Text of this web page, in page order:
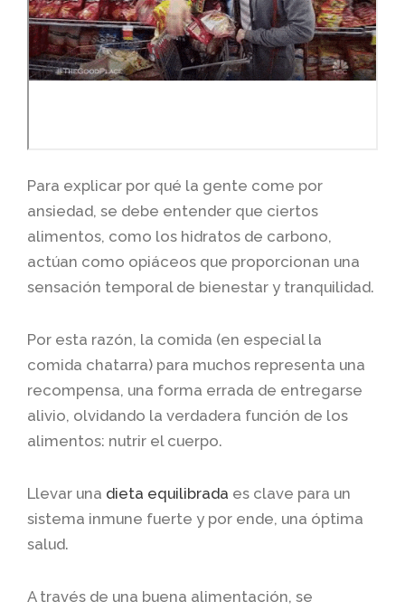
Para explicar por qué la gente come por
ansiedad, se debe entender que ciertos
alimentos, como los hidratos de carbono,
actúan como opiáceos que proporcionan una
sensación temporal de bienestar y tranquilidad.
Por esta razón, la comida (en especial la
comida chatarra) para muchos representa una
recompensa, una forma errada de entregarse
alivio, olvidando la verdadera función de los
alimentos: nutrir el cuerpo.
Llevar una dieta equilibrada es clave para un
sistema inmune fuerte y por ende, una óptima
salud.
A través de una buena alimentación, se